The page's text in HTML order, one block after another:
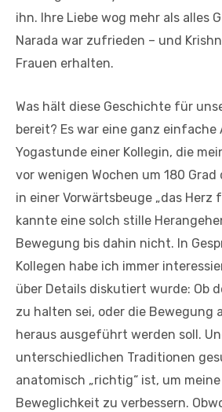
ihn. Ihre Liebe wog mehr als alles
Narada war zufrieden – und
Frauen erhalten.
Was hält diese Geschichte für
bereit? Es war eine ganz einfache
Yogastunde einer Kollegin, die
vor wenigen Wochen um 180
in einer Vorwärtsbeuge „das Herz
kannte eine solch stille
Bewegung bis dahin nicht. In
Kollegen habe ich immer
über Details diskutiert wurde: Ob
zu halten sei, oder die Bewegung
heraus ausgeführt werden soll.
unterschiedlichen Traditionen
anatomisch „richtig“ ist, um
Beweglichkeit zu verbessern.